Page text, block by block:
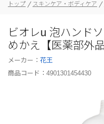
トップ スキンケア・ボディケア
ビオレu 泡ハンド
めかえ【医薬部外
メーカー： 花王
商品コード： 4901301454430